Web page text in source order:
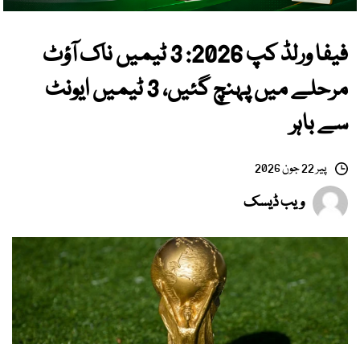
فیفا ورلڈ کپ 2026: 3 ٹیمیں ناک آؤٹ
مرحلے میں پہنچ گئیں، 3 ٹیمیں ایونٹ
سے باہر
پیر 22 جون 2026
ویب ڈیسک